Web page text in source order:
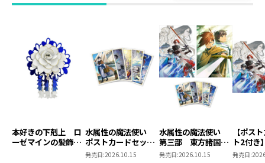
本好きの下剋上 ロ
ーゼマインの髪飾り
水属性の魔法使い
ポストカードセット
2
発売日:2026.10.15
水属性の魔法使い
第三部 東方諸国編
8 同時発売まとめ
発売日:2026.10.15
【ポス
ト2付き
魔法使
発売日: